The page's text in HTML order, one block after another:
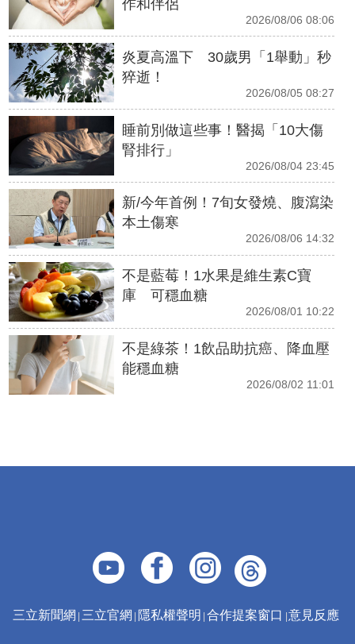
作和伴侶
2026/08/06 08:06
炎夏高溫下 30歲男「1舉動」秒
猝逝！
2026/08/05 08:27
睡前別做這些事！醫揭「10大傷
腎排行」
2026/08/04 23:45
新/今年首例！7旬女發燒、腹瀉染
本土傷寒
2026/08/06 14:32
不是藍莓！1水果是維生素C寶
庫 可穩血糖
2026/08/01 10:22
不是綠茶！1飲品助抗癌、降血壓
能穩血糖
2026/08/02 11:01
三立新聞網 三立官網 隱私權聲明 合作提案窗口 意見反應